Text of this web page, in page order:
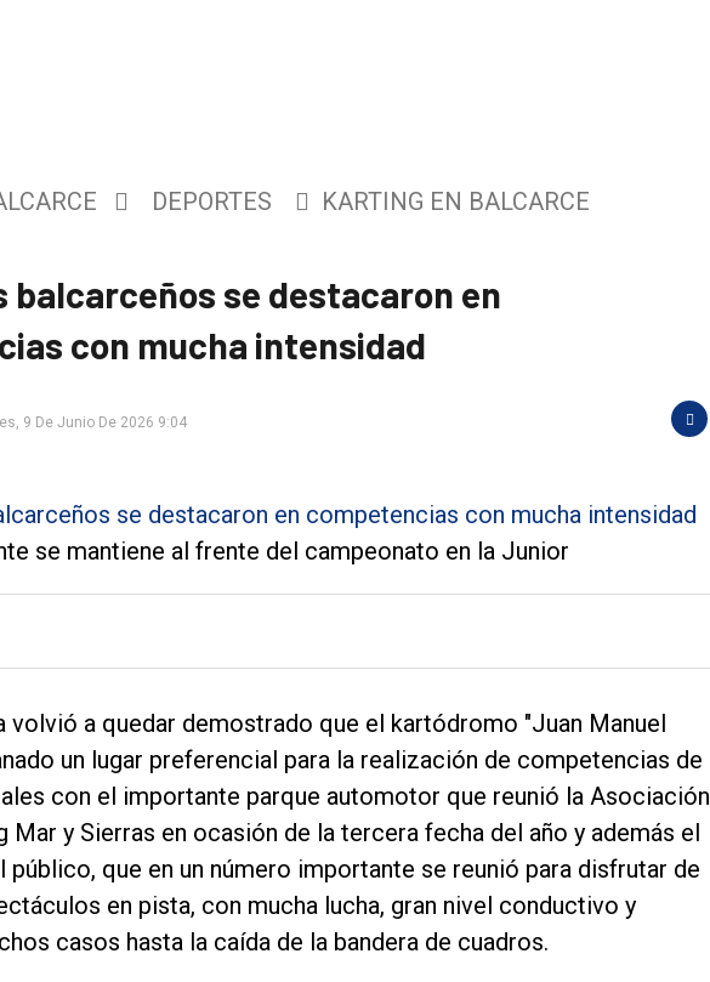
DEPORTES KARTING EN BALCARCE
balcarceños se destacaron en
con mucha intensidad
9 De Junio De 2026 9:04
se mantiene al frente del campeonato en la Junior
volvió a quedar demostrado que el kartódromo "Juan Manuel
un lugar preferencial para la realización de competencias de
con el importante parque automotor que reunió la Asociación
Mar y Sierras en ocasión de la tercera fecha del año y además el
público, que en un número importante se reunió para disfrutar de
en pista, con mucha lucha, gran nivel conductivo y
casos hasta la caída de la bandera de cuadros.